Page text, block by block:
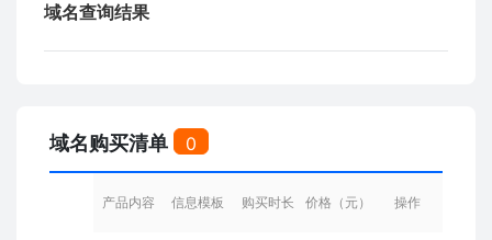
域名查询结果
域名购买清单 0
产品内容 信息模板 购买时长 价格（元） 操作